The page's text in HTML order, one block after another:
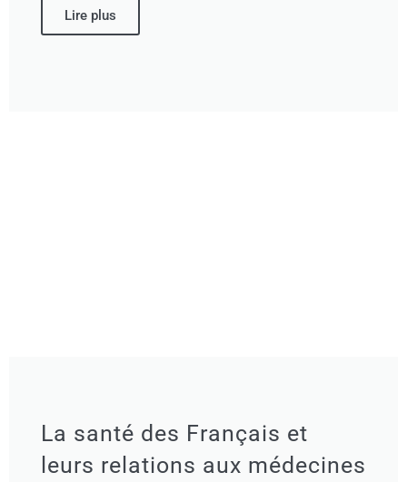
Lire plus
La santé des Français et
leurs relations aux médecines